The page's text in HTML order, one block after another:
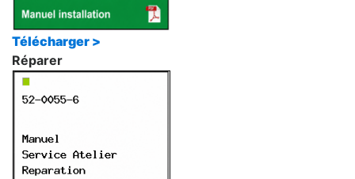
Télécharger >
Réparer